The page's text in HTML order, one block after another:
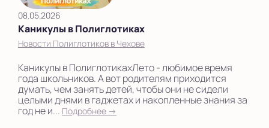
08.05.2026
Каникулы в Полиглотиках
Новости Полиглотиков в Чехове
Каникулы в ПолиглотикахЛето - любимое время
года школьников. А вот родителям приходится
думать, чем занять детей, чтобы они не сидели
целыми днями в гаджетах и накопленные знания за
год не и... Подробнее →